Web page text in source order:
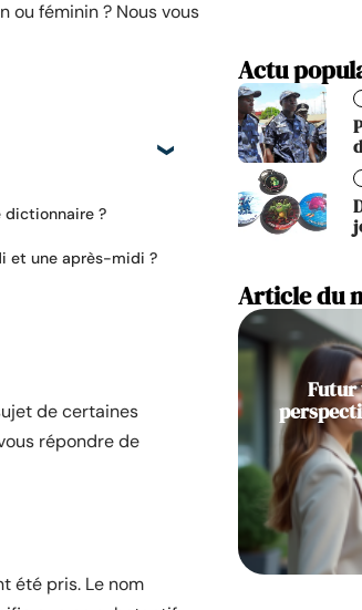
féminin ? Nous vous
dictionnaire ?
et une après-midi ?
de certaines
répondre de
été pris. Le nom
Actu
Article du
Futur